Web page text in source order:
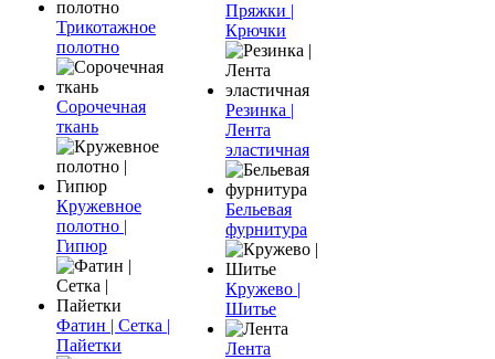
Трикотажное
полотно
Сорочечная
ткань
Кружевное
полотно |
Гипюр
Фатин | Сетка |
Пайетки
Пряжки |
Крючки
Резинка |
Лента
эластичная
Бельевая
фурнитура
Кружево |
Шитье
Лента